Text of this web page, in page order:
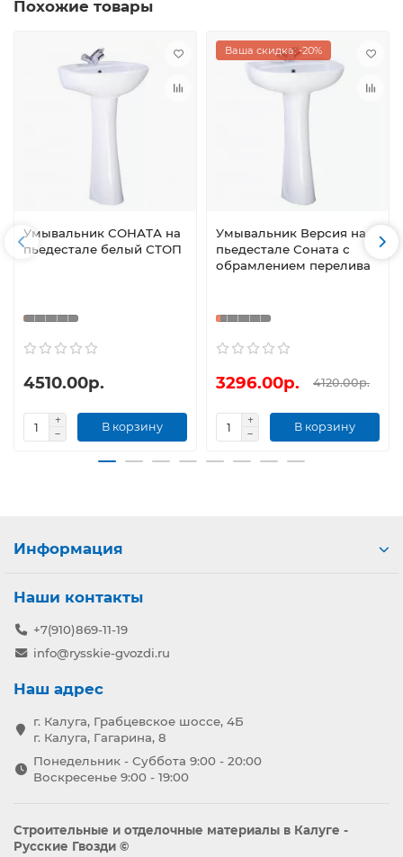
Похожие товары
Умывальник СОНАТА на
пьедестале белый СТОП
4510.00р.
В корзину
Ваша скидка: -20%
Умывальник Версия на
пьедестале Соната с
обрамлением перелива
3296.00р. 4120.00р.
В корзину
Информация
Наши контакты
+7(910)869-11-19
info@rysskie-gvozdi.ru
Наш адрес
г. Калуга, Грабцевское шоссе, 4Б
г. Калуга, Гагарина, 8
Понедельник - Суббота 9:00 - 20:00
Воскресенье 9:00 - 19:00
Строительные и отделочные материалы в Калуге -
Русские Гвозди ©